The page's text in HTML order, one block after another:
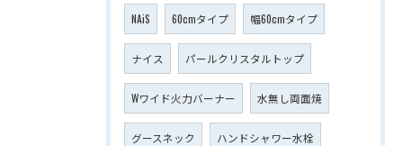
NAiS 60cmタイプ 幅60cmタイプ
ナイス パールクリスタルトップ
Wワイド火力バーナー 水無し両面焼
グースネック ハンドシャワー水栓